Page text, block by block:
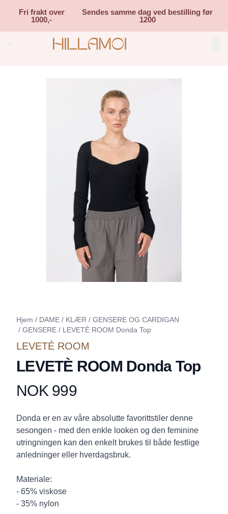
Fri frakt over
1000,-
Sendes samme dag ved bestilling før
1200
Search (⌘K)
Hjem / DAME / KLÆR / GENSERE OG CARDIGAN
/ GENSERE / LEVETÈ ROOM Donda Top
LEVETÉ ROOM
LEVETÈ ROOM Donda Top
Produktdetaljer
NOK 999
Description
Donda er en av våre absolutte favorittstiler denne
sesongen - med den enkle looken og den feminine
utringningen kan den enkelt brukes til både festlige
anledninger eller hverdagsbruk.
Materiale:
- 65% viskose
- 35% nylon